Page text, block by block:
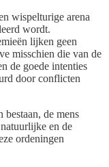
wispelturige arena
wordt.
lijken geen
misschien die van de
de goede intenties
door conflicten
bestaan, de mens
en de
ordeningen